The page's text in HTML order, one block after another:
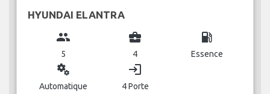
HYUNDAI ELANTRA
group
5
business_center
4
local_gas_station
Essence
miscellaneous_services
Automatique
login
4 Porte